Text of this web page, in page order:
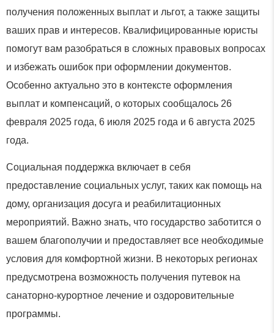
получения положенных выплат и льгот, а также защиты
ваших прав и интересов. Квалифицированные юристы
помогут вам разобраться в сложных правовых вопросах
и избежать ошибок при оформлении документов.
Особенно актуально это в контексте оформления
выплат и компенсаций, о которых сообщалось 26
февраля 2025 года, 6 июля 2025 года и 6 августа 2025
года.
Социальная поддержка включает в себя
предоставление социальных услуг, таких как помощь на
дому, организация досуга и реабилитационных
мероприятий. Важно знать, что государство заботится о
вашем благополучии и предоставляет все необходимые
условия для комфортной жизни. В некоторых регионах
предусмотрена возможность получения путевок на
санаторно-курортное лечение и оздоровительные
программы.